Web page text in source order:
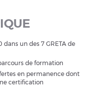
un des 7 GRETA de
de formation
en permanence dont
certification